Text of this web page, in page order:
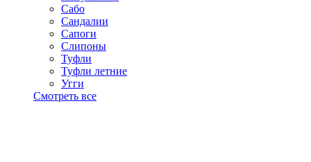
Сабо
Сандалии
Сапоги
Слипоны
Туфли
Туфли летние
Угги
Смотреть все